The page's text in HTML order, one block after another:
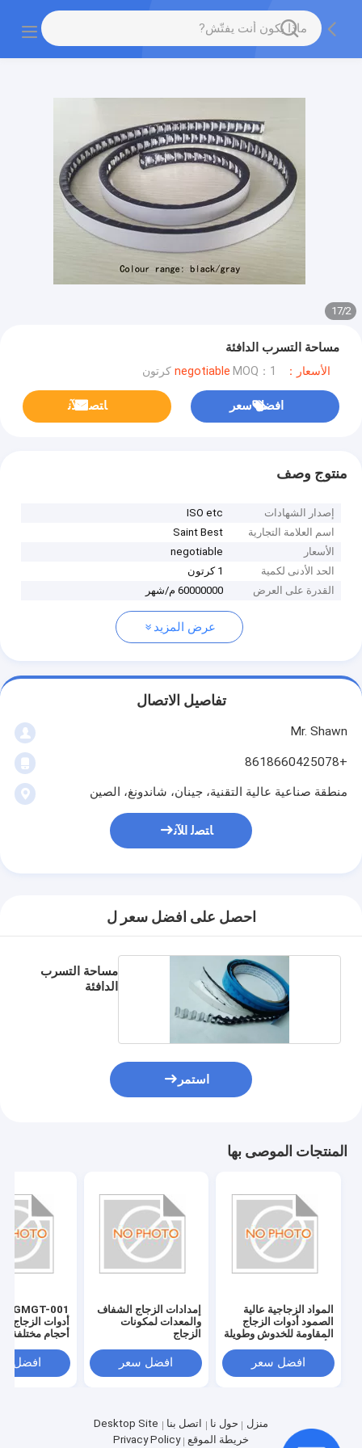
2
/
17
مساحة التسرب الدافئة
الأسعار：negotiable MOQ：1 كرتون
افضل سعر ﺎﺘﺼﻟ ﺍﻶﻧ
منتوج وصف
إصدار الشهادات
ISO etc
اسم العلامة التجارية
Saint Best
الأسعار
negotiable
الحد الأدنى لكمية
1 كرتون
القدرة على العرض
60000000 م/شهر
عرض المزيد
تفاصيل الاتصال
Mr. Shawn
+8618660425078
منطقة صناعية عالية التقنية، جينان، شاندونغ، الصين
ﺎﺘﺼﻟ ﺍﻶﻧ
احصل على افضل سعر ل
مساحة التسرب
الدافئة
استمر
المنتجات الموصى بها
المواد الزجاجية عالية
الصمود أدوات الزجاج
المقاومة للخدوش وطويلة
افضل سعر
إمدادات الزجاج الشفاف
والمعدات لمكونات
الزجاج
افضل سعر
أدوات الزجاج
أحجام مختلفة
افضل
منزل حول نا اتصل بنا
Desktop Site
خريطة الموقع
Privacy Policy